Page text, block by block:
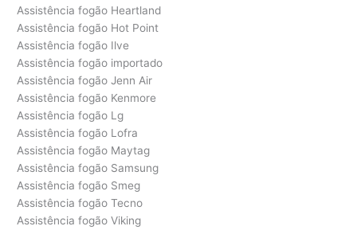
Assistência fogão Heartland
Assistência fogão Hot Point
Assistência fogão Ilve
Assistência fogão importado
Assistência fogão Jenn Air
Assistência fogão Kenmore
Assistência fogão Lg
Assistência fogão Lofra
Assistência fogão Maytag
Assistência fogão Samsung
Assistência fogão Smeg
Assistência fogão Tecno
Assistência fogão Viking